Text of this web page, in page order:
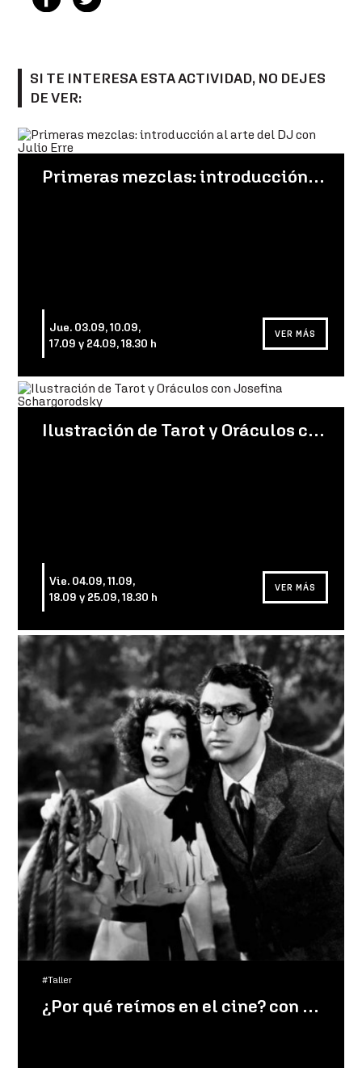
SI TE INTERESA ESTA ACTIVIDAD, NO DEJES
DE VER:
Primeras mezclas: introducción al arte del DJ con Julio Erre
Jue. 03.09, 10.09,
17.09 y 24.09, 18.30 h
VER MÁS
Ilustración de Tarot y Oráculos con Josefina Schargorodsky
Vie. 04.09, 11.09,
18.09 y 25.09, 18.30 h
VER MÁS
#Taller
¿Por qué reímos en el cine? con Juan Villegas